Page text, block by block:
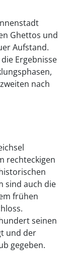
Ghettos und
Aufstand.
Ergebnisse
nach
rechteckigen
sind auch die
frühen
seinen
und der
gegeben.